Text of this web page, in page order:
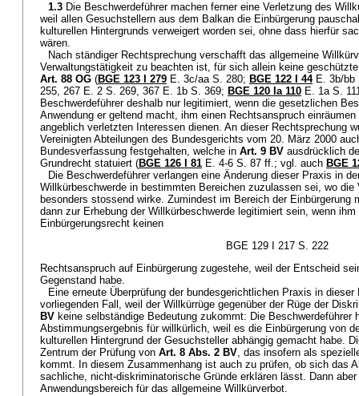
1.3 Die Beschwerdeführer machen ferner eine Verletzung des
weil allen Gesuchstellern aus dem Balkan die Einbürgerung
kulturellen Hintergrunds verweigert worden sei, ohne dass hierfür
wären.
Nach ständiger Rechtsprechung verschafft das allgemeine
Verwaltungstätigkeit zu beachten ist, für sich allein keine
Art. 88 OG (BGE 123 I 279 E. 3c/aa S. 280; BGE 122 I 44E. 3b/bb
255, 267 E. 2 S. 269, 367 E. 1b S. 369; BGE 120 Ia 110 E. 1a S.
Beschwerdeführer deshalb nur legitimiert, wenn die gesetzlichen
Anwendung er geltend macht, ihm einen Rechtsanspruch
angeblich verletzten Interessen dienen. An dieser Rechtsprechung
Vereinigten Abteilungen des Bundesgerichts vom 20. März 2000
Bundesverfassung festgehalten, welche in Art. 9 BV ausdrücklich
Grundrecht statuiert (BGE 126 I 81 E. 4-6 S. 87 ff.; vgl. auch BGE
Die Beschwerdeführer verlangen eine Änderung dieser Praxis in
Willkürbeschwerde in bestimmten Bereichen zuzulassen sei, wo die
besonders stossend wirke. Zumindest im Bereich der Einbürgerung
dann zur Erhebung der Willkürbeschwerde legitimiert sein, wenn
Einbürgerungsrecht keinen
BGE 129 I 217 S. 222
Rechtsanspruch auf Einbürgerung zugestehe, weil der Entscheid
Gegenstand habe.
Eine erneute Überprüfung der bundesgerichtlichen Praxis in
vorliegenden Fall, weil der Willkürrüge gegenüber der Rüge der
BV keine selbständige Bedeutung zukommt: Die Beschwerdeführer
Abstimmungsergebnis für willkürlich, weil es die Einbürgerung von
kulturellen Hintergrund der Gesuchsteller abhängig gemacht habe.
Zentrum der Prüfung von Art. 8 Abs. 2 BV, das insofern als
kommt. In diesem Zusammenhang ist auch zu prüfen, ob sich das
sachliche, nicht-diskriminatorische Gründe erklären lässt. Dann
Anwendungsbereich für das allgemeine Willkürverbot.